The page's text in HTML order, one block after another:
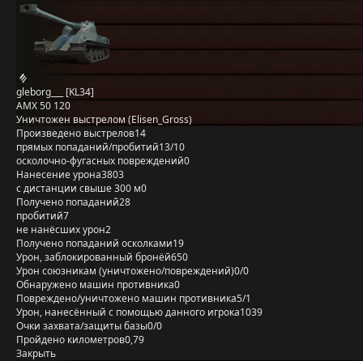
gleborg___ [KL34]
AMX 50 120
Уничтожен выстрелом (Elisen_Gross)
Произведено выстрелов14
прямых попаданий/пробитий13/10
осколочно-фугасных повреждений0
Нанесение урона3803
с дистанции свыше 300 м0
Получено попаданий28
пробитий7
не нанёсших урон2
Получено попаданий осколками19
Урон, заблокированный бронёй650
Урон союзникам (уничтожено/повреждений)0/0
Обнаружено машин противника0
Повреждено/уничтожено машин противника5/1
Урон, нанесённый с помощью данного игрока1039
Очки захвата/защиты базы0/0
Пройдено километров0,79
Закрыть